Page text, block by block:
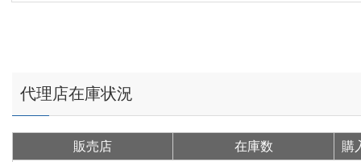
代理店在庫状況
販売店 在庫数
購